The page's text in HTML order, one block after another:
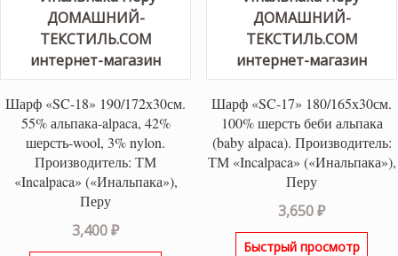
Шарф «SC-18» 190/172х30см.
55% альпака-alpaca, 42%
шерсть-wool, 3% nylon.
Производитель: ТМ
«Incalpaca» («Инальпака»),
Перу
3,400₽
Шарф «SC-17» 180/165х30см.
100% шерсть беби альпака
(baby alpaca). Производитель:
ТМ «Incalpaca» («Инальпака»),
Перу
3,650₽
Быстрый просмотр